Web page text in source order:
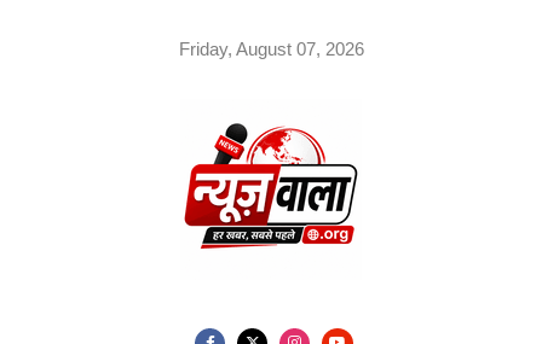
Friday, August 07, 2026